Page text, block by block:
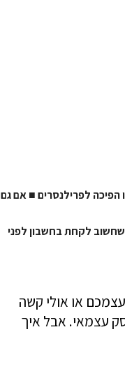
לפרילנסרים■אם גם
לקחת בחשבון לפני
או אולי קשה
עצמאי. אבל איך